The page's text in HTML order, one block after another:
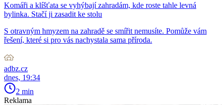
Komáři a klíšťata se vyhýbají zahradám, kde roste tahle levná
bylinka. Stačí ji zasadit ke stolu
S otravným hmyzem na zahradě se smířit nemusíte. Pomůže vám
řešení, které si pro vás nachystala sama příroda.
adbz.cz
dnes, 19:34
2 min
Reklama